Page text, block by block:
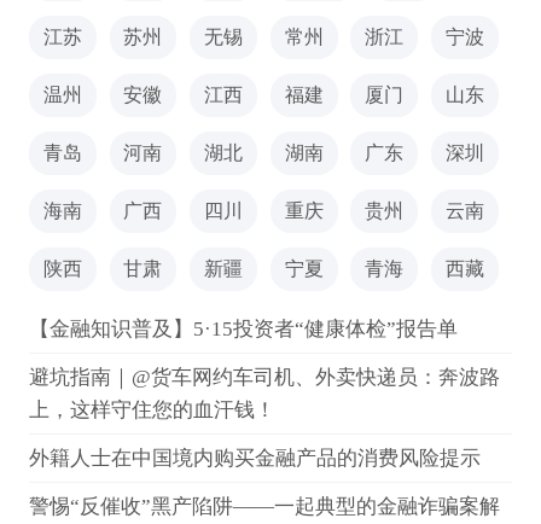
江苏 苏州 无锡 常州 浙江 宁波
温州 安徽 江西 福建 厦门 山东
青岛 河南 湖北 湖南 广东 深圳
海南 广西 四川 重庆 贵州 云南
陕西 甘肃 新疆 宁夏 青海 西藏
【金融知识普及】5·15投资者“健康体检”报告单
避坑指南｜@货车网约车司机、外卖快递员：奔波路
上，这样守住您的血汗钱！
外籍人士在中国境内购买金融产品的消费风险提示
警惕“反催收”黑产陷阱——一起典型的金融诈骗案解